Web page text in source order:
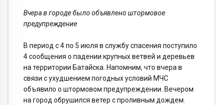
Вчера в городе было объявлено штормовое
предупреждение
В период с 4 по 5 июля в службу спасения поступило
4 сообщения о падении крупных ветвей и деревьев
на территории Батайска. Напомним, что вчера в
связи с ухудшением погодных условий МЧС
объявило о штормовом предупреждении. Вечером
на город обрушился ветер с проливным дождем.